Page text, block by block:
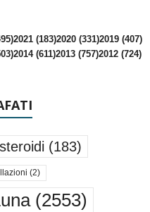
2021 (183)2020 (331)2019 (407)
2014 (611)2013 (757)2012 (724)
(183)
(2)
(2553)